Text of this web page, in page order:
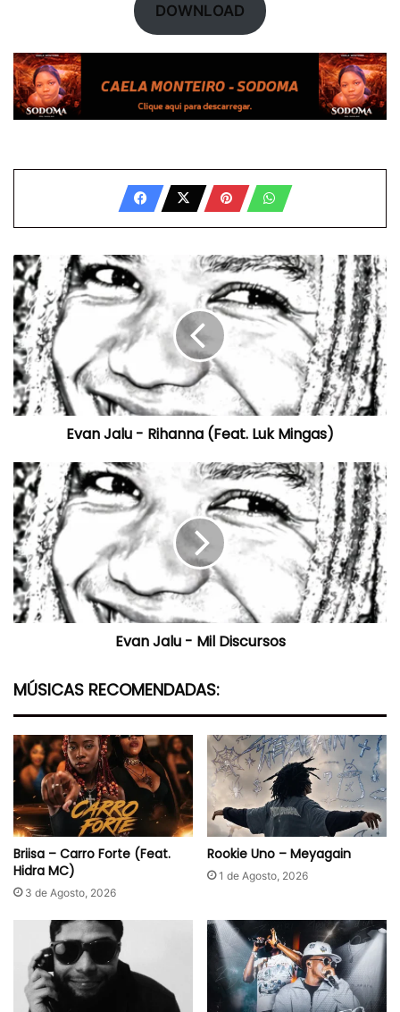
DOWNLOAD
Evan
Jalu
-
Rihanna
(Feat.
Luk
Mingas)
Evan Jalu - Rihanna (Feat. Luk Mingas)
Evan
Jalu
-
Mil
Discursos
Evan Jalu - Mil Discursos
MÚSICAS RECOMENDADAS:
Briisa – Carro Forte (Feat.
Hidra MC)
3 de Agosto, 2026
Rookie Uno – Meyagain
1 de Agosto, 2026